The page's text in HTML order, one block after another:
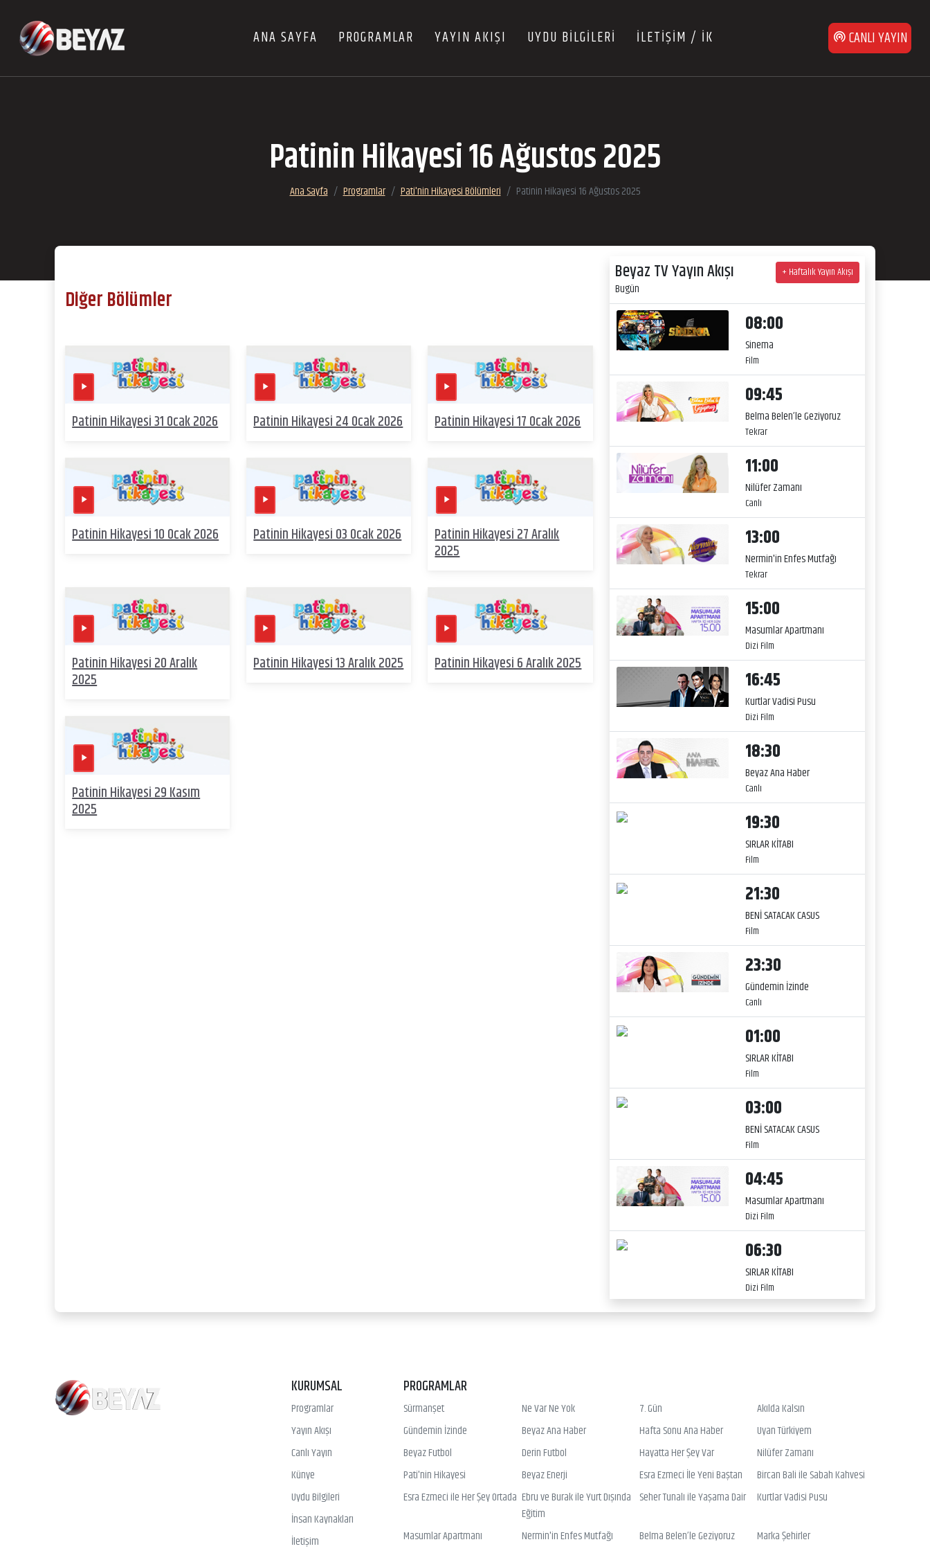
ANA SAYFA PROGRAMLAR YAYIN AKIŞI UYDU BİLGİLERİ İLETİŞİM / İK CANLI YAYIN
Patinin Hikayesi 16 Ağustos 2025
Ana Sayfa Programlar Pati'nin Hikayesi Bölümleri Patinin Hikayesi 16 Ağustos 2025
Diğer Bölümler
Patinin Hikayesi 31 Ocak 2026 Patinin Hikayesi 24 Ocak 2026 Patinin Hikayesi 17 Ocak 2026
Patinin Hikayesi 10 Ocak 2026 Patinin Hikayesi 03 Ocak 2026 Patinin Hikayesi 27 Aralık
2025
Patinin Hikayesi 20 Aralık
2025
Patinin Hikayesi 13 Aralık 2025 Patinin Hikayesi 6 Aralık 2025
Patinin Hikayesi 29 Kasım
2025
Beyaz TV Yayın Akışı
Bugün
+ Haftalık Yayın Akışı
08:00
Sinema
Film
09:45
Belma Belen’le Geziyoruz
Tekrar
11:00
Nilüfer Zamanı
Canlı
13:00
Nermin'in Enfes Mutfağı
Tekrar
15:00
Masumlar Apartmanı
Dizi Film
16:45
Kurtlar Vadisi Pusu
Dizi Film
18:30
Beyaz Ana Haber
Canlı
19:30
SIRLAR KİTABI
Film
21:30
BENİ SATACAK CASUS
Film
23:30
Gündemin İzinde
Canlı
01:00
SIRLAR KİTABI
Film
03:00
BENİ SATACAK CASUS
Film
04:45
Masumlar Apartmanı
Dizi Film
06:30
SIRLAR KİTABI
Dizi Film
KURUMSAL
Programlar
Yayın Akışı
Canlı Yayın
Künye
Uydu Bilgileri
İnsan Kaynakları
İletişim
PROGRAMLAR
Sürmanşet Ne Var Ne Yok 7. Gün
Akılda Kalsın
Gündemin İzinde
Beyaz Ana Haber Hafta Sonu Ana Haber
Uyan Türkiyem
Beyaz Futbol
Derin Futbol Hayatta Her Şey Var
Nilüfer Zamanı
Pati'nin Hikayesi
Beyaz Enerji Esra Ezmeci İle Yeni Baştan
Bircan Bali ile Sabah Kahvesi
Esra Ezmeci ile Her Şey Ortada Ebru ve Burak ile Yurt Dışında
Eğitim
Seher Tunalı ile Yaşama Dair Kurtlar Vadisi Pusu
Masumlar Apartmanı Nermin'in Enfes Mutfağı Belma Belen’le Geziyoruz
Marka Şehirler